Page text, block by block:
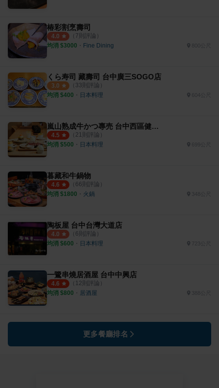
椿彩割烹壽司
4.0 （ 7則評論）
均消 $3000 ・ Fine Dining
くら寿司 藏壽司 台中廣三SOGO店
3.0 （ 33則評論）
均消 $400 ・ 日本料理
嵐山熟成牛かつ專売 台中西區健行店
4.5 （ 21則評論）
均消 $500 ・ 日本料理
暮藏和牛鍋物
4.6 （ 66則評論）
均消 $1800 ・ 火鍋
陶板屋 台中台灣大道店
4.0 （ 6則評論）
均消 $600 ・ 日本料理 723公尺
一鷺串燒居酒屋 台中中興店
4.6 （ 12則評論）
均消 $800 ・ 居酒屋
更多餐廳排名